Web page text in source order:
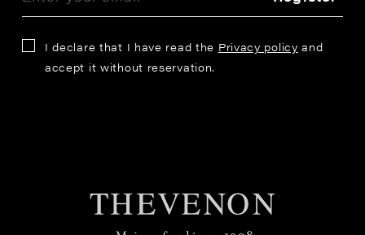
I declare that I have read the Privacy policy and
accept it without reservation.